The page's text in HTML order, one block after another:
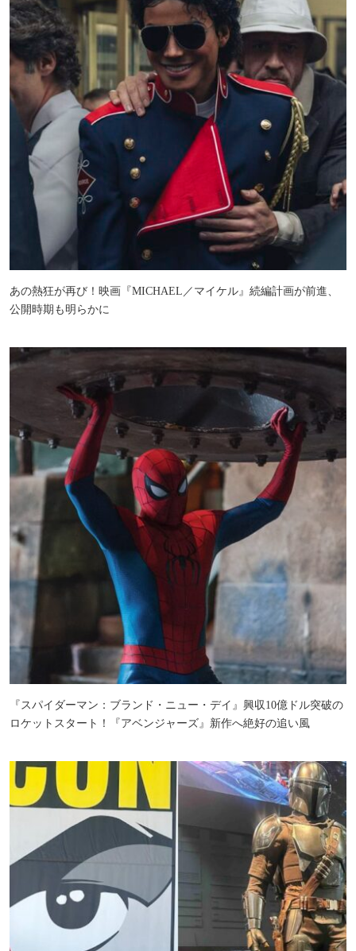
あの熱狂が再び！映画『MICHAEL／マイケル』続編計画が前進、
公開時期も明らかに
『スパイダーマン：ブランド・ニュー・デイ』興収10億ドル突破の
ロケットスタート！『アベンジャーズ』新作へ絶好の追い風